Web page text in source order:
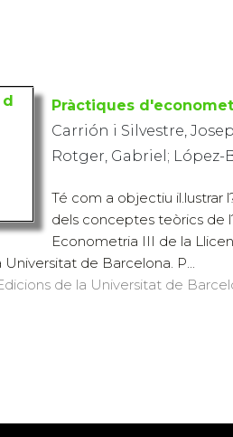
Pràctiques
Carrión i Silvestre,
Rotger, Gabriel; López-
Té com a objectiu il.lustrar
dels conceptes teòrics de
Econometria III de la
de Barcelona. P...
de la Universitat de